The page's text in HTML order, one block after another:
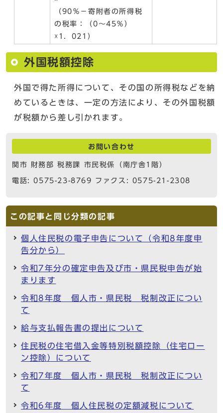
（90％－寄附者の所得税
の税率：（0～45％）
☓1．021）
外国税額控除
外国で得た所得について、その国の所得税などを納
めているときは、一定の方法により、その外国税額
が税額から差し引かれます。
お問い合わせ
関市 財務部 税務課 市民税係（南庁舎1階）
電話: 0575-23-8769 ファクス: 0575-21-2308
この記事と同じ分類の記事
個人住民税の電子申告について（令和8年度申
告分から）
令和7年分の確定申告及び市・県民税申告が始
まります
令和8年度 個人市・県民税 税制改正につい
て
給与支払報告書の提出について
住民税の住宅借入金等特別税額控除（住宅ロー
ン控除）について
令和7年度 個人市・県民税 税制改正につい
て
令和6年度 個人住民税の定額減税について